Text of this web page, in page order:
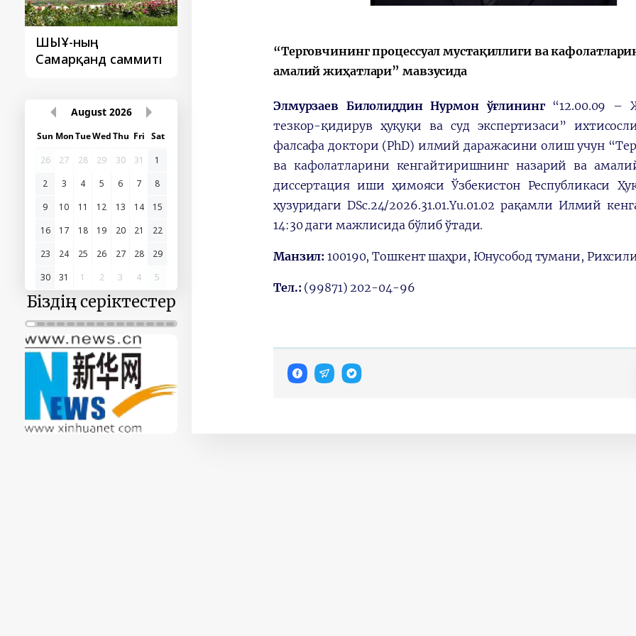
ШЫҰ-ның
Самарқанд саммиті
Түркі мемлекеттері
Самарқанд саммиті
Қытай’ бірінші
саммиті
August 2026
Sun MonTueWedThu Fri Sat
26
27 28 29 30 31
1
2
3 4 5 6 7
8
9
10 11 12 13 14
15
16
17 18 19 20 21
22
23
24 25 26 27 28
29
30
31 1 2 3 4 5
Біздің серіктестер
“Терговчининг процессуал мустақиллиги ва
амалий жиҳатлари” мавзусида
Элмурзаев Билолиддин Нурмон ўғлининг“12.00.09 –
тезкор-қидирув ҳуқуқи ва суд экспертизаси”
фалсафа доктори (PhD) илмий даражасини олиш учун
ва кафолатларини кенгайтиришнинг назарий ва
диссертация иши ҳимояси Ўзбекистон Республикаси
ҳузуридаги DSc.24/2026.31.01.Yu.01.02 рақамли Илмий
14:30 даги мажлисида бўлиб ўтади.
Манзил: 100190, Тошкент шаҳри, Юнусобод тумани,
Тел.: (99871) 202-04-96